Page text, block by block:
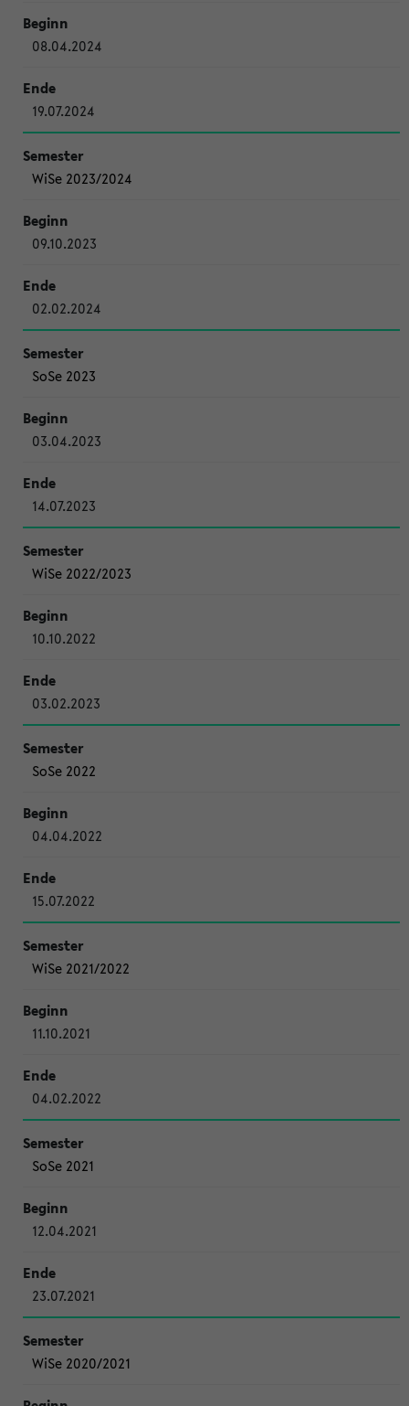
08.04.2024
19.07.2024
WiSe 2023/2024
09.10.2023
02.02.2024
SoSe 2023
03.04.2023
14.07.2023
WiSe 2022/2023
10.10.2022
03.02.2023
SoSe 2022
04.04.2022
15.07.2022
WiSe 2021/2022
11.10.2021
04.02.2022
SoSe 2021
12.04.2021
23.07.2021
WiSe 2020/2021